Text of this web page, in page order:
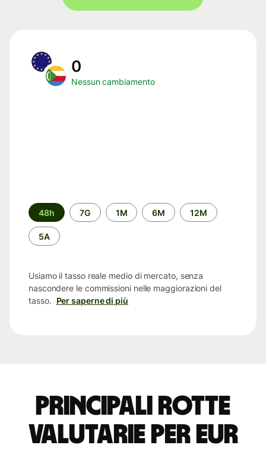
0
Nessun cambiamento
Periodo
di
tempo
48h 7G 1M 6M 12M
5A
Usiamo il tasso reale medio di mercato, senza
nascondere le commissioni nelle maggiorazioni del
tasso. Per saperne di più
Principali rotte
valutarie per EUR